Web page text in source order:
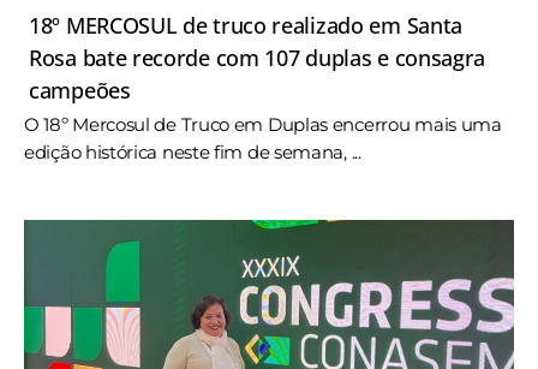
18º MERCOSUL de truco realizado em Santa
Rosa bate recorde com 107 duplas e consagra
campeões
O 18º Mercosul de Truco em Duplas encerrou mais uma
edição histórica neste fim de semana, ...